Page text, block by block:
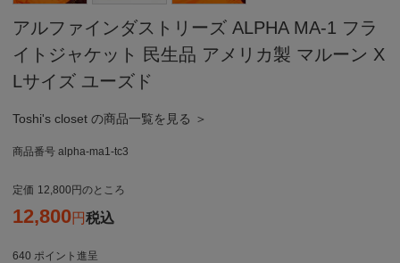
アルファインダストリーズ ALPHA MA-1 フラ
イトジャケット 民生品 アメリカ製 マルーン X
Lサイズ ユーズド
Toshi's closet の商品一覧を見る ＞
商品番号 alpha-ma1-tc3
定価 12,800 のところ
12,800 税込
640 ポイント進呈